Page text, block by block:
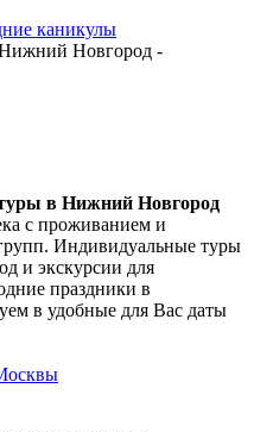
каникулы
Новгород -
в Нижний Новгород
с проживанием и
Индивидуальные туры
и экскурсии для
праздники в
в удобные для Вас даты